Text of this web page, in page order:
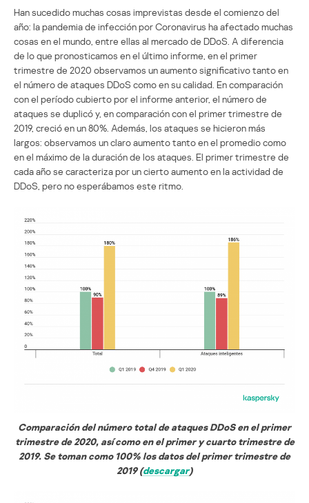
Han sucedido muchas cosas imprevistas desde el comienzo del
año: la pandemia de infección por Coronavirus ha afectado muchas
cosas en el mundo, entre ellas al mercado de DDoS. A diferencia
de lo que pronosticamos en el último informe, en el primer
trimestre de 2020 observamos un aumento significativo tanto en
el número de ataques DDoS como en su calidad. En comparación
con el período cubierto por el informe anterior, el número de
ataques se duplicó y, en comparación con el primer trimestre de
2019, creció en un 80%. Además, los ataques se hicieron más
largos: observamos un claro aumento tanto en el promedio como
en el máximo de la duración de los ataques. El primer trimestre de
cada año se caracteriza por un cierto aumento en la actividad de
DDoS, pero no esperábamos este ritmo.
Comparación del número total de ataques DDoS en el primer
trimestre de 2020, así como en el primer y cuarto trimestre de
2019. Se toman como 100% los datos del primer trimestre de
2019 (descargar)